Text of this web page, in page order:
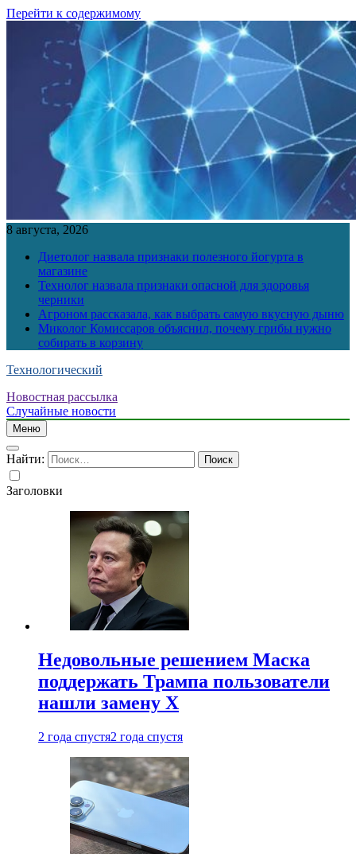
Перейти к содержимому
8 августа, 2026
Диетолог назвала признаки полезного йогурта в
магазине
Технолог назвала признаки опасной для здоровья
черники
Агроном рассказала, как выбрать самую вкусную дыню
Миколог Комиссаров объяснил, почему грибы нужно
собирать в корзину
Технологический
Новостная рассылка
Случайные новости
Меню
Найти:
Заголовки
Недовольные решением Маска
поддержать Трампа пользователи
нашли замену X
2 года спустя2 года спустя